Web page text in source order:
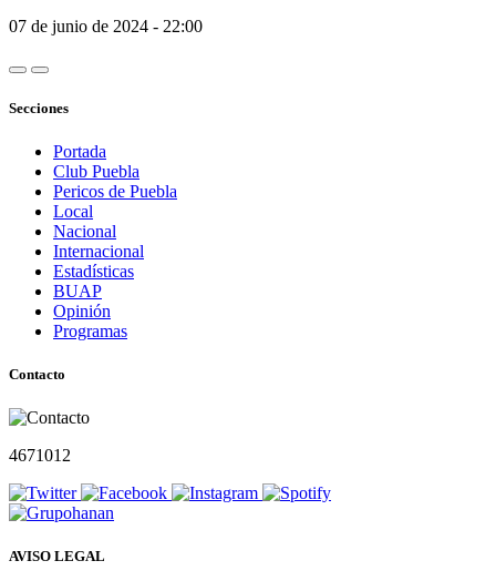
07 de junio de 2024 - 22:00
Secciones
Portada
Club Puebla
Pericos de Puebla
Local
Nacional
Internacional
Estadísticas
BUAP
Opinión
Programas
Contacto
4671012
AVISO LEGAL